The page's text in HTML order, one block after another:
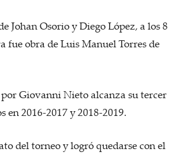
Johan Osorio y Diego López, a los 8
fue obra de Luis Manuel Torres de
Giovanni Nieto alcanza su tercer
2016-2017 y 2018-2019.
del torneo y logró quedarse con el